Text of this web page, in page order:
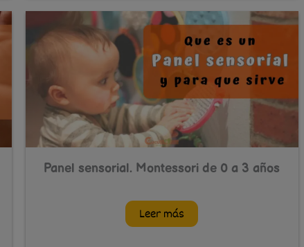
Panel sensorial. Montessori de 0 a 3 años
Leer más